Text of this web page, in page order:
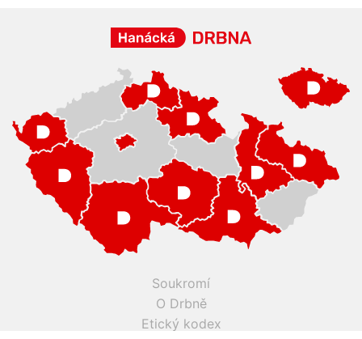
Soukromí
O Drbně
Etický kodex